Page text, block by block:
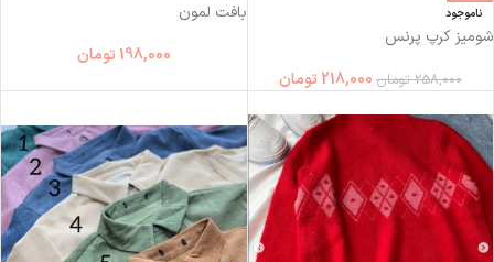
ناموجود
شومیز کرپ پرنس
258,000 تومان 218,000 تومان
بافت لمون
198,000 تومان